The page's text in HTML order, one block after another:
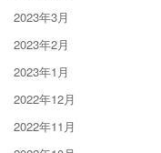
2023年3月
2023年2月
2023年1月
2022年12月
2022年11月